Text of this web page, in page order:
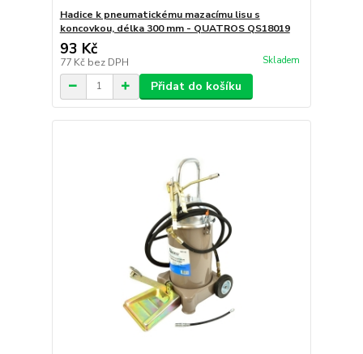
Hadice k pneumatickému mazacímu lisu s
koncovkou, délka 300 mm - QUATROS QS18019
93 Kč
77 Kč bez DPH Skladem
Přidat do košíku